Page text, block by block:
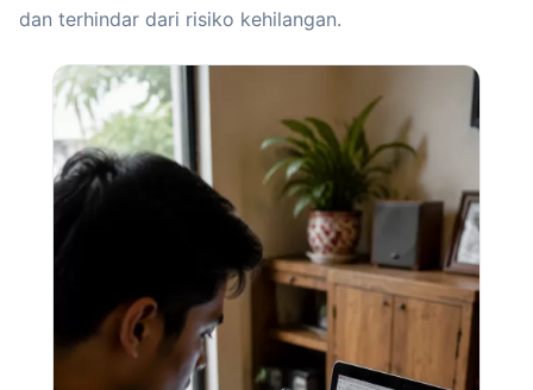
dan terhindar dari risiko kehilangan.